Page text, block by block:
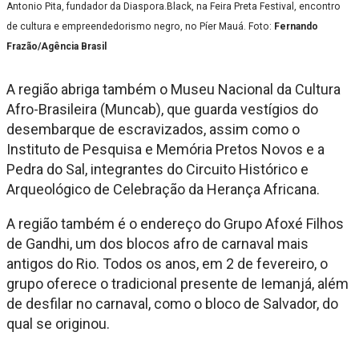
Antonio Pita, fundador da Diaspora.Black, na Feira Preta Festival, encontro
de cultura e empreendedorismo negro, no Píer Mauá. Foto: Fernando
Frazão/Agência Brasil
A região abriga também o Museu Nacional da Cultura
Afro-Brasileira (Muncab), que guarda vestígios do
desembarque de escravizados, assim como o
Instituto de Pesquisa e Memória Pretos Novos e a
Pedra do Sal, integrantes do Circuito Histórico e
Arqueológico de Celebração da Herança Africana.
A região também é o endereço do Grupo Afoxé Filhos
de Gandhi, um dos blocos afro de carnaval mais
antigos do Rio. Todos os anos, em 2 de fevereiro, o
grupo oferece o tradicional presente de Iemanjá, além
de desfilar no carnaval, como o bloco de Salvador, do
qual se originou.